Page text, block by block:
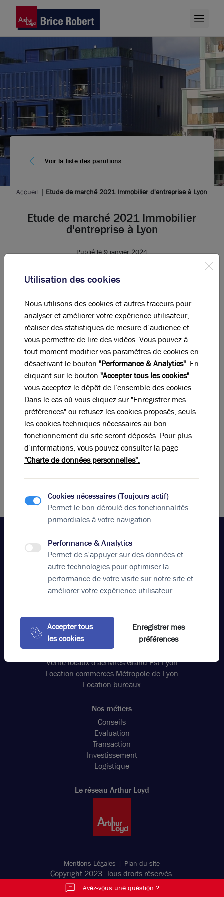
Voir la liste des parutions
Accueil Etude de marché 2021 Immobilier d'entreprise à Lyon
Etude de marché 2021 Immobilier
d'entreprise à Lyon
Publié le 9 janvier 2024
Cette année s’est engagée dans un nouveau tournant,
relayant la crise sanitaire de 2020 au second plan. La
volonté des différents acteurs économiques d’avancer
a porter ses fruits, et notamment sur le marché de
l’immobilier d’entreprise lyonnais.
Etude de marché 2021 Immobilier
d'entreprise à Lyon
Télécharger
Votre agence
Brice Robert Arthur Loyd
Appeler
Location bureaux Grand Est Lyon
Vente locaux d'activités Grand Est Lyon
Location commerces Métropole de Lyon
Location bureaux
Nos métiers
Conseils
Evaluation
Transaction
Investissement
Logistique
Le réseau Arthur Loyd
Mentions Légales Plan du site
Copyright 2023. Tous droits réservés.
Utilisation des cookies
Nous utilisons des cookies et autres traceurs pour
analyser et améliorer votre expérience utilisateur,
réaliser des statistiques de mesure d’audience et
vous permettre de lire des vidéos. Vous pouvez à
tout moment modifier vos paramètres de cookies en
désactivant le bouton "Performance & Analytics". En
cliquant sur le bouton "Accepter tous les cookies"
vous acceptez le dépôt de l’ensemble des cookies.
Dans le cas où vous cliquez sur "Enregistrer mes
préférences" ou refusez les cookies proposés, seuls
les cookies techniques nécessaires au bon
fonctionnement du site seront déposés. Pour plus
d’informations, vous pouvez consulter la page
"Charte de données personnelles".
Cookies nécessaires (Toujours actif)
Permet le bon déroulé des fonctionnalités
primordiales à votre navigation.
Performance & Analytics
Permet de s’appuyer sur des données et
autre technologies pour optimiser la
performance de votre visite sur notre site et
améliorer votre expérience utilisateur.
Accepter tous
les cookies
Enregistrer mes
préférences
Avez-vous une question ?